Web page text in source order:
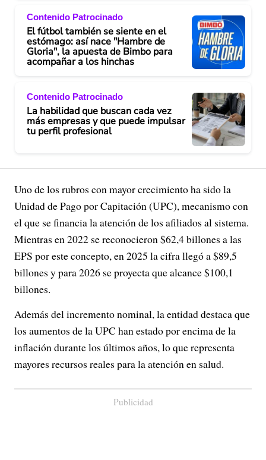
Contenido Patrocinado
El fútbol también se siente en el
estómago: así nace "Hambre de
Gloria", la apuesta de Bimbo para
acompañar a los hinchas
Contenido Patrocinado
La habilidad que buscan cada vez
más empresas y que puede impulsar
tu perfil profesional
Uno de los rubros con mayor crecimiento ha sido la
Unidad de Pago por Capitación (UPC), mecanismo con
el que se financia la atención de los afiliados al sistema.
Mientras en 2022 se reconocieron $62,4 billones a las
EPS por este concepto, en 2025 la cifra llegó a $89,5
billones y para 2026 se proyecta que alcance $100,1
billones.
Además del incremento nominal, la entidad destaca que
los aumentos de la UPC han estado por encima de la
inflación durante los últimos años, lo que representa
mayores recursos reales para la atención en salud.
Publicidad